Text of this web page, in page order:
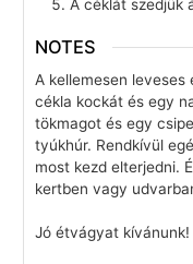
A céklát szedjük
NOTES
A kellemesen leveses
cékla kockát és egy
tökmagot és egy
tyúkhúr. Rendkívül
most kezd elterjedni.
kertben vagy
Jó étvágyat kívánunk!